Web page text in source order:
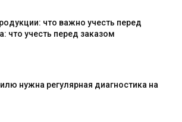
что важно учесть перед
что учесть перед заказом
нужна регулярная диагностика на